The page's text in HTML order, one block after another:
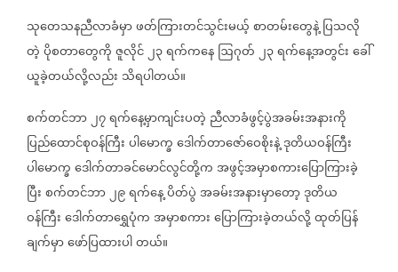
သုတေသနညီလာခံမှာဖတ်ကြားတင်သွင်းမယ့်စာတမ်းတွေနဲ့ပြသလို
တဲ့ပိုစတာတွေကိုဇူလိုင်၂၃ရက်ကနေဩဂုတ်၂၃ရက်နေ့အတွင်းခေါ်
ယူခဲ့တယ်လို့လည်း သိရပါတယ်။
စက်တင်ဘာ၂၇ရက်နေ့မှာကျင်းပတဲ့ ညီလာခံဖွင့်ပွဲအခမ်းအနားကို
ပြည်ထောင်စုဝန်ကြီးပါမောက္ခဒေါက်တာဇော်ဝေစိုးနဲ့ဒုတိယဝန်ကြီး
ပါမောက္ခဒေါက်တာခင်မောင်လွင်တို့ကအဖွင့်အမှာစကားပြောကြားခဲ့
ပြီးစက်တင်ဘာ၂၉ရက်နေ့ပိတ်ပွဲအခမ်းအနားမှာတော့ဒုတိယ
ဝန်ကြီးဒေါက်တာရွှေပုံကအမှာစကားပြောကြားခဲ့တယ်လို့ထုတ်ပြန်
ချက်မှာဖော်ပြထားပါတယ်။